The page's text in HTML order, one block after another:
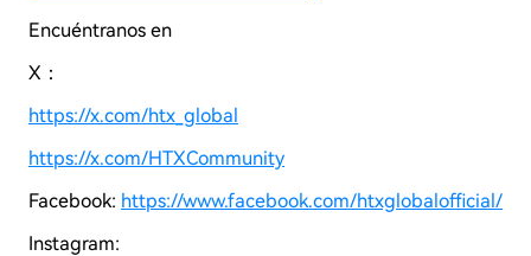
Encuéntranos en
X：
https://x.com/htx_global
https://x.com/HTXCommunity
Facebook: https://www.facebook.com/htxglobalofficial/
Instagram: